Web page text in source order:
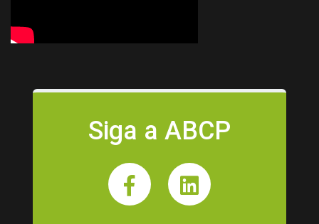
Siga a ABCP